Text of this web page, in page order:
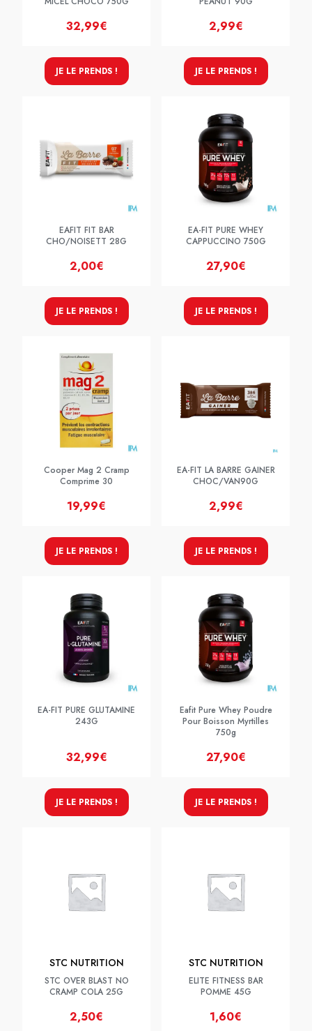
32,99€
JE LE PRENDS !
2,99€
JE LE PRENDS !
EAFIT FIT BAR
CHO/NOISETT 28G
2,00€
JE LE PRENDS !
EA-FIT PURE WHEY
CAPPUCCINO 750G
27,90€
JE LE PRENDS !
Cooper Mag 2 Cramp
Comprime 30
19,99€
JE LE PRENDS !
EA-FIT LA BARRE GAINER
CHOC/VAN90G
2,99€
JE LE PRENDS !
EA-FIT PURE GLUTAMINE
243G
32,99€
JE LE PRENDS !
Eafit Pure Whey Poudre
Pour Boisson Myrtilles
750g
27,90€
JE LE PRENDS !
STC NUTRITION
STC OVER BLAST NO
CRAMP COLA 25G
2,50€
STC NUTRITION
ELITE FITNESS BAR
POMME 45G
1,60€